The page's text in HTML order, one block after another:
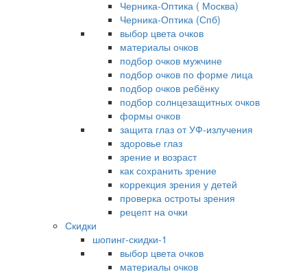
Черника-Оптика ( Москва)
Черника-Оптика (Спб)
выбор цвета очков
материалы очков
подбор очков мужчине
подбор очков по форме лица
подбор очков ребёнку
подбор солнцезащитных очков
формы очков
защита глаз от УФ-излучения
здоровье глаз
зрение и возраст
как сохранить зрение
коррекция зрения у детей
проверка остроты зрения
рецепт на очки
Скидки
шопинг-скидки-1
выбор цвета очков
материалы очков